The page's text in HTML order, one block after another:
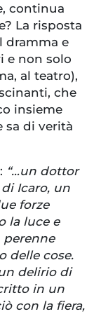
continua
La risposta
dramma e
e non solo
al teatro),
che
insieme
sa di verità
“…un dottor
Icaro, un
forze
la luce e
perenne
delle cose.
delirio di
in un
con la fiera,